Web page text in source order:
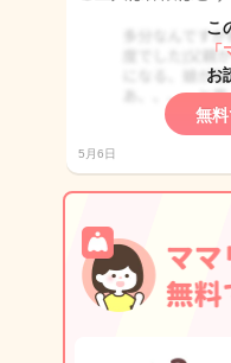
こ
「
お
無
5月6日